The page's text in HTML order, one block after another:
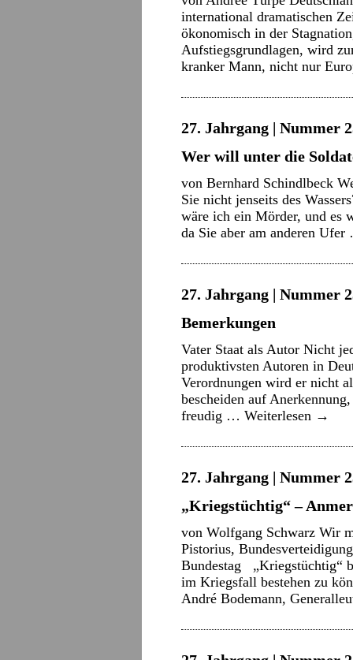
international dramatischen
ökonomisch in der
Aufstiegsgrundlagen, wird
kranker Mann, nicht nur
27. Jahrgang | Nummer
Wer will unter die
von Bernhard Schindlbeck
Sie nicht jenseits des
wäre ich ein Mörder, und es
da Sie aber am anderen
27. Jahrgang | Nummer
Bemerkungen
Vater Staat als Autor Nicht
produktivsten Autoren in
Verordnungen wird er nicht
bescheiden auf
freudig … Weiterlesen →
27. Jahrgang | Nummer
„Kriegstüchtig“ –
von Wolfgang Schwarz Wir
Pistorius,
Bundestag „Kriegstüchtig“
im Kriegsfall bestehen zu
André Bodemann,